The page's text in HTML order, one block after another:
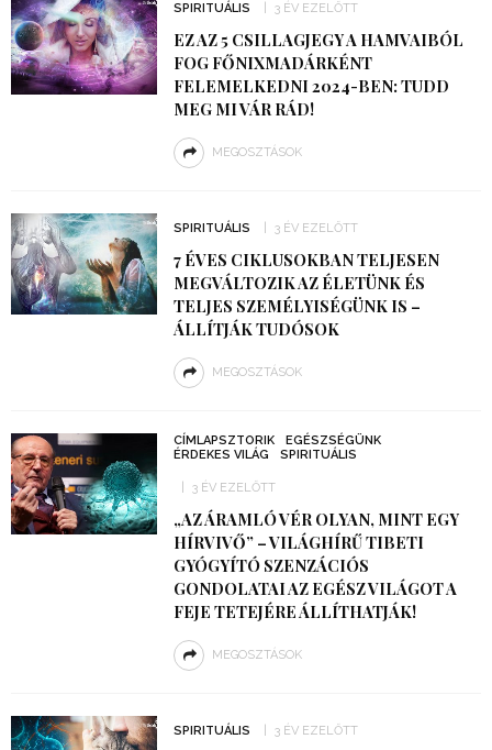
SPIRITUÁLIS 3 ÉV EZELŐTT
EZ AZ 5 CSILLAGJEGY A HAMVAIBÓL
FOG FŐNIXMADÁRKÉNT
FELEMELKEDNI 2024-BEN: TUDD
MEG MI VÁR RÁD!
MEGOSZTÁSOK
SPIRITUÁLIS 3 ÉV EZELŐTT
7 ÉVES CIKLUSOKBAN TELJESEN
MEGVÁLTOZIK AZ ÉLETÜNK ÉS
TELJES SZEMÉLYISÉGÜNK IS –
ÁLLÍTJÁK TUDÓSOK
MEGOSZTÁSOK
CÍMLAPSZTORIK
EGÉSZSÉGÜNK
ÉRDEKES VILÁG
SPIRITUÁLIS
3 ÉV EZELŐTT
„AZ ÁRAMLÓ VÉR OLYAN, MINT EGY
HÍRVIVŐ” – VILÁGHÍRŰ TIBETI
GYÓGYÍTÓ SZENZÁCIÓS
GONDOLATAI AZ EGÉSZ VILÁGOT A
FEJE TETEJÉRE ÁLLÍTHATJÁK!
MEGOSZTÁSOK
SPIRITUÁLIS 3 ÉV EZELŐTT